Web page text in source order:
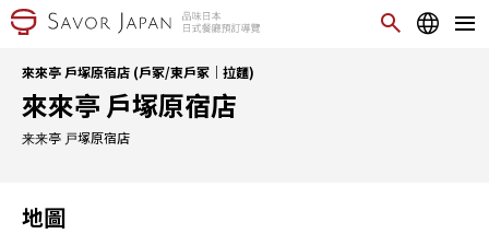
來來亭 戶塚原宿店 (戶冢/東戶冢｜拉麵)
來來亭 戶塚原宿店
来来亭 戸塚原宿店
地圖